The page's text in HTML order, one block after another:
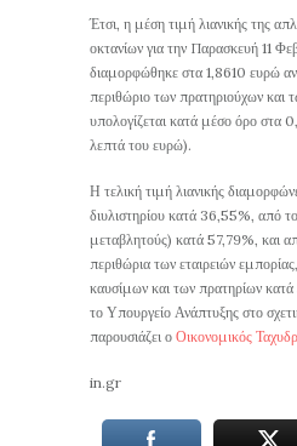
Έτσι, η μέση τιμή λιανικής της
οκτανίων για την Παρασκευή 11
διαμορφώθηκε στα 1,8610 ευρώ
περιθώριο των πρατηριούχων και
υπολογίζεται κατά μέσο όρο στα
λεπτά του ευρώ).
Η τελική τιμή λιανικής
διυλιστηρίου κατά 36,55%, από
μεταβλητούς) κατά 57,79%, και
περιθώρια των εταιρειών
καυσίμων και των πρατηρίων
το Υπουργείο Ανάπτυξης στο
παρουσιάζει ο Οικονομικός
in.gr